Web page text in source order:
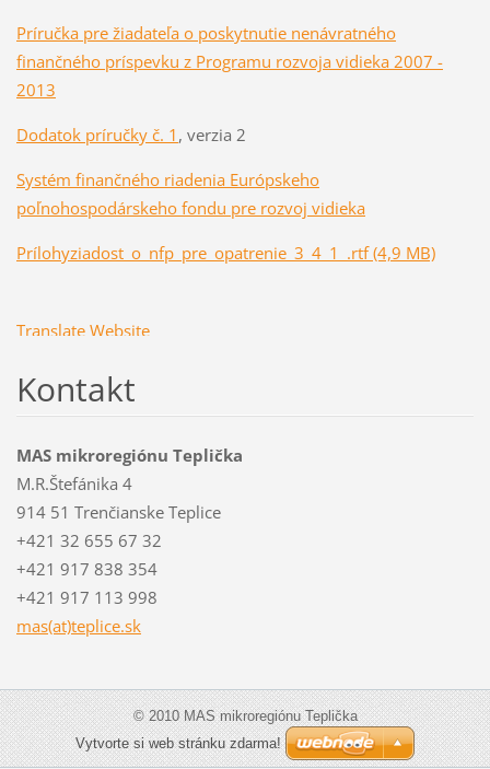
Príručka pre žiadateľa o poskytnutie nenávratného
finančného príspevku z Programu rozvoja vidieka 2007 -
2013
Dodatok príručky č. 1 , verzia 2
Systém finančného riadenia Európskeho
poľnohospodárskeho fondu pre rozvoj vidieka
Prílohyziadost_o_nfp_pre_opatrenie_3_4_1_.rtf (4,9 MB)
Translate Website
Kontakt
MAS mikroregiónu Teplička
M.R.Štefánika 4
914 51 Trenčianske Teplice
+421 32 655 67 32
+421 917 838 354
+421 917 113 998
mas(at)teplice.sk
© 2010 MAS mikroregiónu Teplička
Vytvorte si web stránku zdarma!